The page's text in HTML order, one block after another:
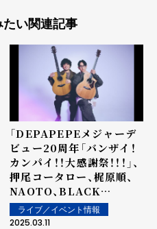
い関連記事
「DEPAPEPEメジャーデ
ビュー20周年「バンザイ！
カンパイ！！大感謝祭！！！」、
押尾コータロー、梶原順、
NAOTO、BLACK
BOTTOM BRASS
BANDがゲスト出演決定！
ライブ／イベント情報
2025.03.11